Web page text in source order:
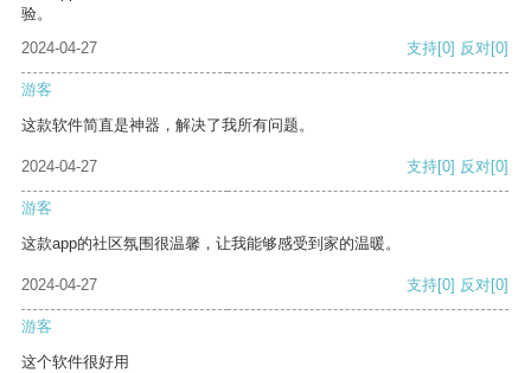
验。
2024-04-27
支持[0] 反对[0]
游客
这款软件简直是神器，解决了我所有问题。
2024-04-27 支持[0] 反对[0]
游客
这款app的社区氛围很温馨，让我能够感受到家的温暖。
2024-04-27 支持[0] 反对[0]
游客
这个软件很好用